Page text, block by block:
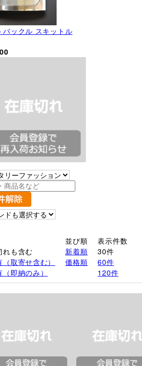
バックル スキットル
れも含む
取寄せ含む）
即納のみ）
並び順
新着順
価格順
表示件数
30件
60件
120件